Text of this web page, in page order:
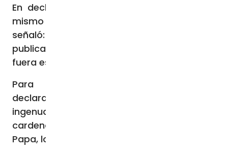
En declaraciones al diario español
mismo 2 de octubre, el Cardenal Fernández
señaló: “El Papa ya les respondió, y ahora
publican nuevas preguntas como si el Papa
fuera esclavo para los mandados”.
Para el Cardenal Sandoval, esas
declaraciones son “una defensa un poquito
ingenua y exagerada”, porque todos “los
cardenales somos los colaboradores del
Papa, los consejeros del Papa”.